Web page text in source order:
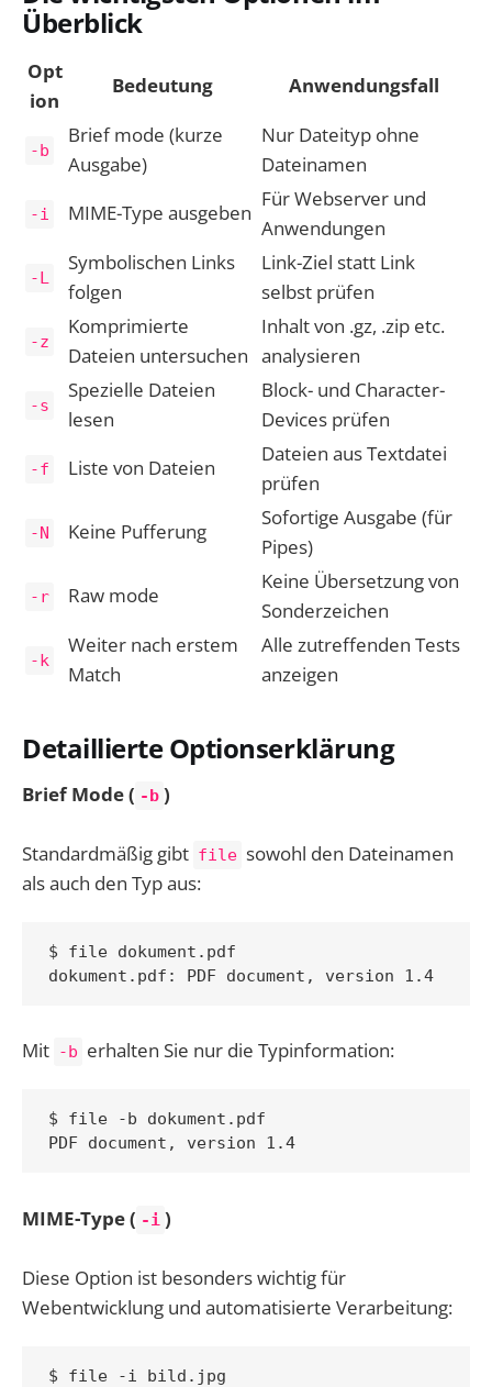
Überblick
Opt
ion
Bedeutung Anwendungsfall
-b
Brief mode (kurze
Ausgabe)
Nur Dateityp ohne
Dateinamen
-i MIME-Type ausgeben
Für Webserver und
Anwendungen
-L
Symbolischen Links
folgen
Link-Ziel statt Link
selbst prüfen
-z
Komprimierte
Dateien untersuchen
Inhalt von .gz, .zip etc.
analysieren
-s
Spezielle Dateien
lesen
Block- und Character-
Devices prüfen
-f Liste von Dateien
Dateien aus Textdatei
prüfen
-N Keine Pufferung
Sofortige Ausgabe (für
Pipes)
-r Raw mode
Keine Übersetzung von
Sonderzeichen
-k
Weiter nach erstem
Match
Alle zutreffenden Tests
anzeigen
Detaillierte Optionserklärung
Brief Mode ( -b )
Standardmäßig gibt file sowohl den Dateinamen
als auch den Typ aus:
$ file dokument.pdf
Mit -b erhalten Sie nur die Typinformation:
$ file -b dokument.pdf
MIME-Type ( -i )
Diese Option ist besonders wichtig für
Webentwicklung und automatisierte Verarbeitung:
$ file -i bild.jpg